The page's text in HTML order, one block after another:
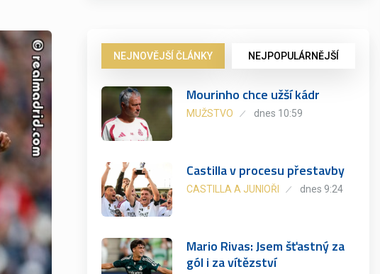
NEJNOVĚJŠÍ ČLÁNKY NEJPOPULÁRNĚJŠÍ
Mourinho chce užší kádr
MUŽSTVO dnes 10:59
Castilla v procesu přestavby
CASTILLA A JUNIOŘI dnes 9:24
Mario Rivas: Jsem šťastný za
gól i za vítězství